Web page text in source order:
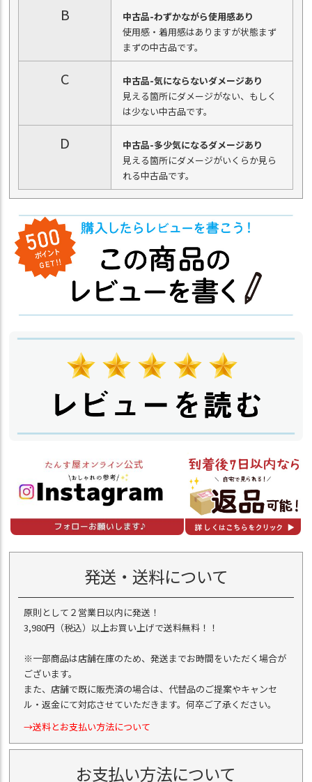
B
中古品-わずかながら使用感あり
使用感・着用感はありますが状態まず
まずの中古品です。
C
中古品-気にならないダメージあり
見える箇所にダメージがない、もしく
は少ない中古品です。
D
中古品-多少気になるダメージあり
見える箇所にダメージがいくらか見ら
れる中古品です。
発送・送料について
原則として２営業日以内に発送！
3,980円（税込）以上お買い上げで送料無料！！
※一部商品は店舗在庫のため、発送までお時間をいただく場合が
ございます。
また、店舗で既に販売済の場合は、代替品のご提案やキャンセ
ル・返金にて対応させていただきます。何卒ご了承ください。
→送料とお支払い方法について
お支払い方法について